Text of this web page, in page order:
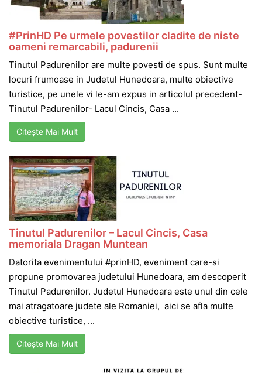
#PrinHD Pe urmele povestilor cladite de niste
oameni remarcabili, padurenii
Tinutul Padurenilor are multe povesti de spus. Sunt multe
locuri frumoase in Judetul Hunedoara, multe obiective
turistice, pe unele vi le-am expus in articolul precedent-
Tinutul Padurenilor- Lacul Cincis, Casa ...
Citește Mai Mult
Tinutul Padurenilor – Lacul Cincis, Casa
memoriala Dragan Muntean
Datorita evenimentului #prinHD, eveniment care-si
propune promovarea judetului Hunedoara, am descoperit
Tinutul Padurenilor. Judetul Hunedoara este unul din cele
mai atragatoare judete ale Romaniei, aici se afla multe
obiective turistice, ...
Citește Mai Mult